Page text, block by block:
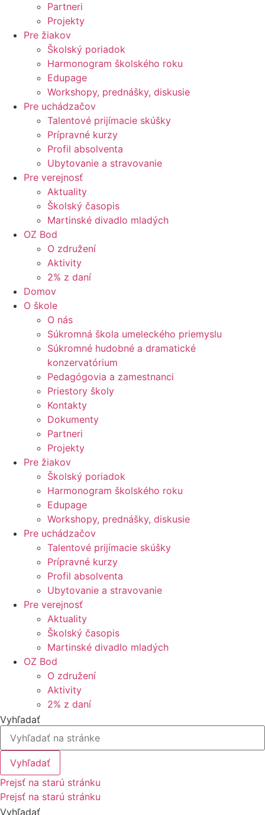
Partneri
Projekty
Pre žiakov
Školský poriadok
Harmonogram školského roku
Edupage
Workshopy, prednášky, diskusie
Pre uchádzačov
Talentové prijímacie skúšky
Prípravné kurzy
Profil absolventa
Ubytovanie a stravovanie
Pre verejnosť
Aktuality
Školský časopis
Martinské divadlo mladých
OZ Bod
O združení
Aktivity
2% z daní
Domov
O škole
O nás
Súkromná škola umeleckého priemyslu
Súkromné hudobné a dramatické
konzervatórium
Pedagógovia a zamestnanci
Priestory školy
Kontakty
Dokumenty
Partneri
Projekty
Pre žiakov
Školský poriadok
Harmonogram školského roku
Edupage
Workshopy, prednášky, diskusie
Pre uchádzačov
Talentové prijímacie skúšky
Prípravné kurzy
Profil absolventa
Ubytovanie a stravovanie
Pre verejnosť
Aktuality
Školský časopis
Martinské divadlo mladých
OZ Bod
O združení
Aktivity
2% z daní
Vyhľadať
Vyhľadať
Prejsť na starú stránku
Prejsť na starú stránku
Vyhľadať